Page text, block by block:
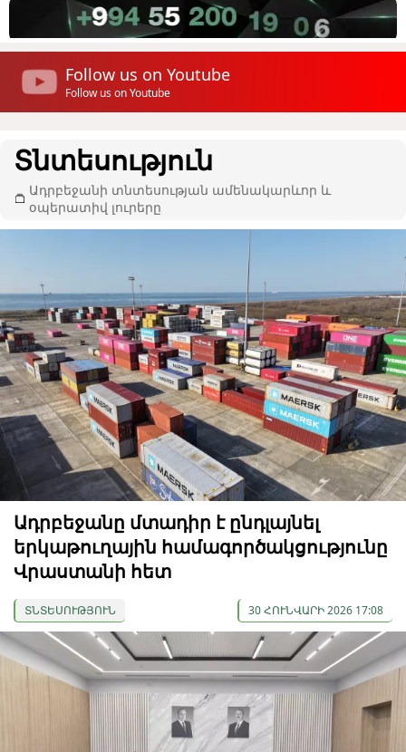
Follow us on Youtube
Follow us on Youtube
Տնտեսություն
Ադրբեջանի տնտեսության ամենակարևոր և
օպերատիվ լուրերը
Ադրբեջանը մտադիր է ընդլայնել
երկաթուղային համագործակցությունը
Վրաստանի հետ
ՏՆՏԵՍՈՒԹՅՈՒՆ 30 ՀՈՒՆՎԱՐԻ 2026 17:08